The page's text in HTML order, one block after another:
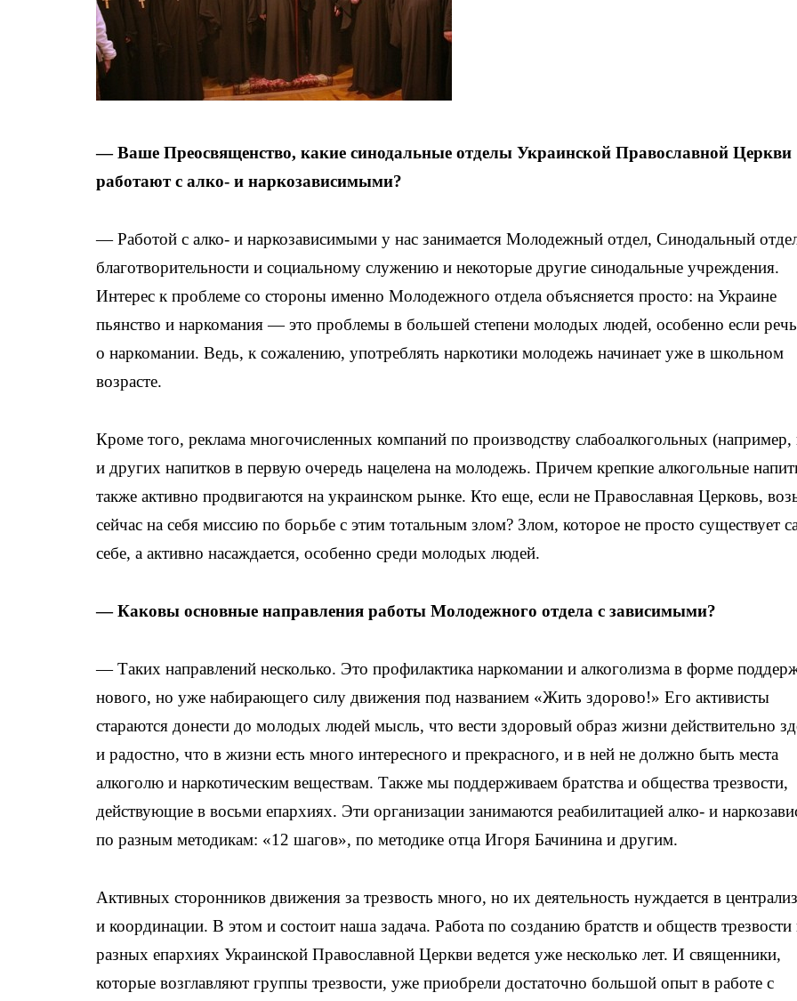
— Ваше Преосвященство, какие синодальные отделы Украинской Православной Церкви
работают с ­алко- и наркозависимыми?
— Работой с алко- и наркозависимыми у нас занимается Молодежный отдел, Синодальный
благотворительности и социальному служению и некоторые другие синодальные учреждения.
Интерес к проблеме со стороны именно Молодежного отдела объясняется просто: на Украине
пьянство и наркомания — это проблемы в большей степени молодых людей, особенно если
о наркомании. Ведь, к сожалению, употреблять наркотики молодежь начинает уже в школьном
возрасте.
Кроме того, реклама многочисленных компаний по производству слабоалкогольных (например,
и других напитков в первую очередь нацелена на молодежь. Причем крепкие алкогольные
также активно продвигаются на украинском рынке. Кто еще, если не Православная Церковь,
сейчас на себя миссию по борьбе с этим тотальным злом? Злом, которое не просто существует
себе, а активно насаждается, особенно среди молодых людей.
— Каковы основные направления работы Молодежного отдела с зависимыми?
— Таких направлений несколько. Это профилактика наркомании и алкоголизма в форме
нового, но уже набирающего силу движения под названием «Жить здорово!» Его активисты
стараются донести до молодых людей мысль, что вести здоровый образ жизни действительно
и радостно, что в жизни есть много интересного и прекрасного, и в ней не должно быть места
алкоголю и наркотическим веществам. Также мы поддерживаем братства и общества трезвости,
действующие в восьми епархиях. Эти организации занимаются реабилитацией алко- и
по разным методикам: «12 шагов», по методике отца Игоря Бачинина и другим.
Активных сторонников движения за трезвость много, но их деятельность нуждается в
и координации. В этом и состоит наша задача. Работа по созданию братств и обществ трезвости
разных епархиях Украинской Православной Церкви ведется уже несколько лет. И священники,
которые возглавляют группы трезвости, уже приобрели достаточно большой опыт в работе с